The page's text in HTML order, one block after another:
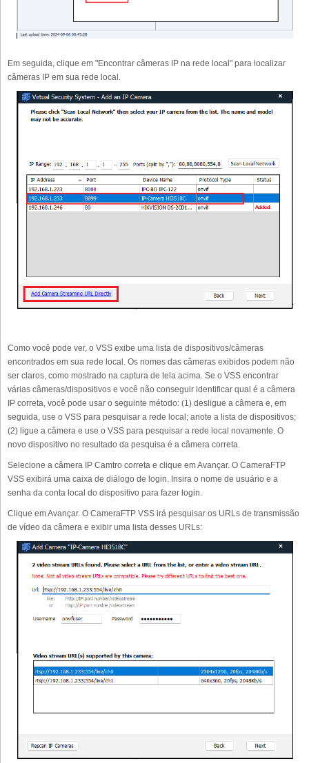
Em seguida, clique em "Encontrar câmeras IP na rede local" para localizar
câmeras IP em sua rede local.
Como você pode ver, o VSS exibe uma lista de dispositivos/câmeras
encontrados em sua rede local. Os nomes das câmeras exibidos podem não
ser claros, como mostrado na captura de tela acima. Se o VSS encontrar
várias câmeras/dispositivos e você não conseguir identificar qual é a câmera
IP correta, você pode usar o seguinte método: (1) desligue a câmera e, em
seguida, use o VSS para pesquisar a rede local; anote a lista de dispositivos;
(2) ligue a câmera e use o VSS para pesquisar a rede local novamente. O
novo dispositivo no resultado da pesquisa é a câmera correta.
Selecione a câmera IP Camtro correta e clique em Avançar. O CameraFTP
VSS exibirá uma caixa de diálogo de login. Insira o nome de usuário e a
senha da conta local do dispositivo para fazer login.
Clique em Avançar. O CameraFTP VSS irá pesquisar os URLs de transmissão
de vídeo da câmera e exibir uma lista desses URLs: